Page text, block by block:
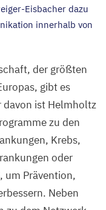
Eisbacher dazu
innerhalb von
der größten
gibt es
davon ist Helmholtz
zu den
Krebs,
oder
Prävention,
Neben